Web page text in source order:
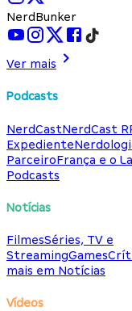
NerdBunker
Ver mais
Podcasts
NerdCastNerdCast
Expediente
ParceiroFrança e o
Podcasts
Notícias
FilmesSéries, TV e
StreamingGames
mais em Notícias
Vídeos